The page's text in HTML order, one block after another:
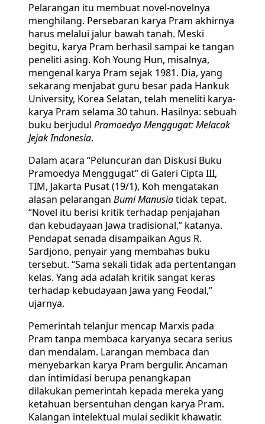
Pelarangan itu membuat novel-novelnya
menghilang. Persebaran karya Pram akhirnya
harus melalui jalur bawah tanah. Meski
begitu, karya Pram berhasil sampai ke tangan
peneliti asing. Koh Young Hun, misalnya,
mengenal karya Pram sejak 1981. Dia, yang
sekarang menjabat guru besar pada Hankuk
University, Korea Selatan, telah meneliti karya-
karya Pram selama 30 tahun. Hasilnya: sebuah
buku berjudul Pramoedya Menggugat: Melacak
Jejak Indonesia.
Dalam acara “Peluncuran dan Diskusi Buku
Pramoedya Menggugat” di Galeri Cipta III,
TIM, Jakarta Pusat (19/1), Koh mengatakan
alasan pelarangan Bumi Manusiatidak tepat.
“Novel itu berisi kritik terhadap penjajahan
dan kebudayaan Jawa tradisional,” katanya.
Pendapat senada disampaikan Agus R.
Sardjono, penyair yang membahas buku
tersebut. “Sama sekali tidak ada pertentangan
kelas. Yang ada adalah kritik sangat keras
terhadap kebudayaan Jawa yang Feodal,”
ujarnya.
Pemerintah telanjur mencap Marxis pada
Pram tanpa membaca karyanya secara serius
dan mendalam. Larangan membaca dan
menyebarkan karya Pram bergulir. Ancaman
dan intimidasi berupa penangkapan
dilakukan pemerintah kepada mereka yang
ketahuan bersentuhan dengan karya Pram.
Kalangan intelektual mulai sedikit khawatir.